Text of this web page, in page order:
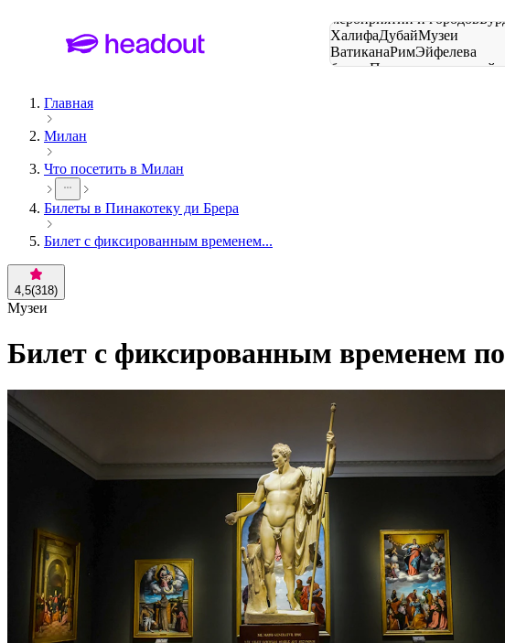
мероприятий и городов
ХалифаДубайМузеи
ВатиканаРимЭйфелева
башняПарижмероприятий
Главная
Милан
Что посетить в Милан
Билеты в Пинакотеку ди Брера
Билет с фиксированным временем...
4,5(318)
Музеи
Билет с фиксированным временем